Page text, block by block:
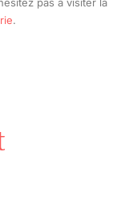
pas à visiter la
.